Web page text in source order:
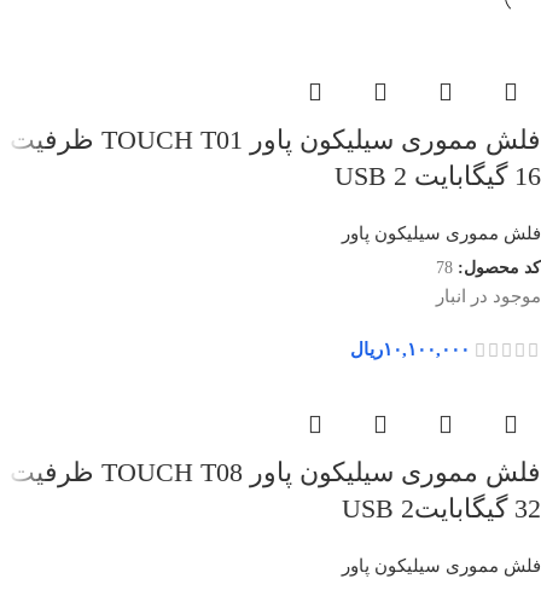
فلش مموری سیلیکون پاور TOUCH T01 ظرفیت
16 گیگابایت USB 2
فلش مموری سیلیکون پاور
کد محصول: 78
موجود در انبار
۱۰,۱۰۰,۰۰۰ریال
فلش مموری سیلیکون پاور TOUCH T08 ظرفیت
32 گیگابایتUSB 2
فلش مموری سیلیکون پاور